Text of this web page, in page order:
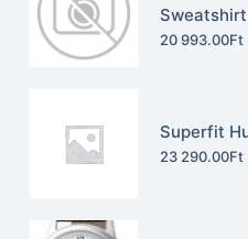
Sweatshirt
20 993.00Ft
Superfit
23 290.00Ft